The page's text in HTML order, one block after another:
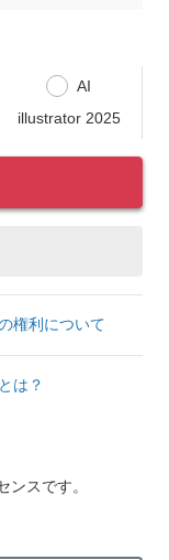
AI
illustrator 2025
権利について
は？
スです。